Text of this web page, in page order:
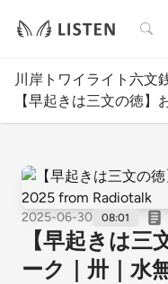
検索
川岸トワイライト六文
【早起きは三文の徳】
2025-06-30 08:01
【早起きは三
ーク｜卅｜水